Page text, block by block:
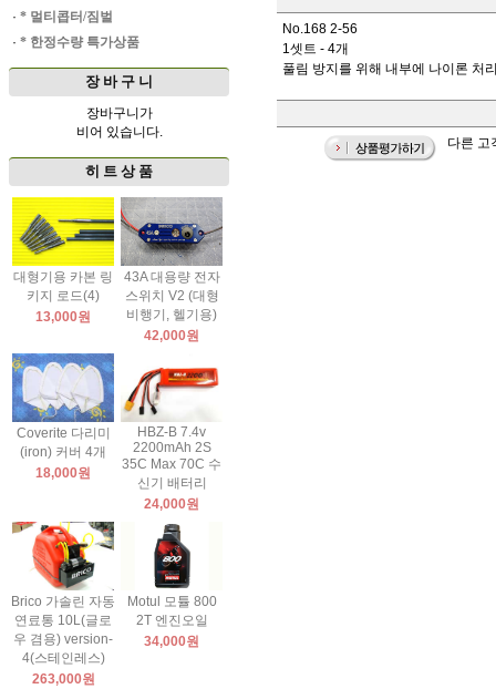
· * 멀티콥터/짐벌
· * 한정수량 특가상품
장 바 구 니
장바구니가
비어 있습니다.
히 트 상 품
대형기용 카본 링
키지 로드(4)
13,000원
43A 대용량 전자
스위치 V2 (대형
비행기, 헬기용)
42,000원
Coverite 다리미
(iron) 커버 4개
18,000원
HBZ-B 7.4v
2200mAh 2S
35C Max 70C 수
신기 배터리
24,000원
Brico 가솔린 자동
연료통 10L(글로
우 겸용) version-
4(스테인레스)
263,000원
Motul 모튤 800
2T 엔진오일
34,000원
No.168 2-56
1셋트 - 4개
풀림 방지를 위해 내부에 나이론 처
다른 고